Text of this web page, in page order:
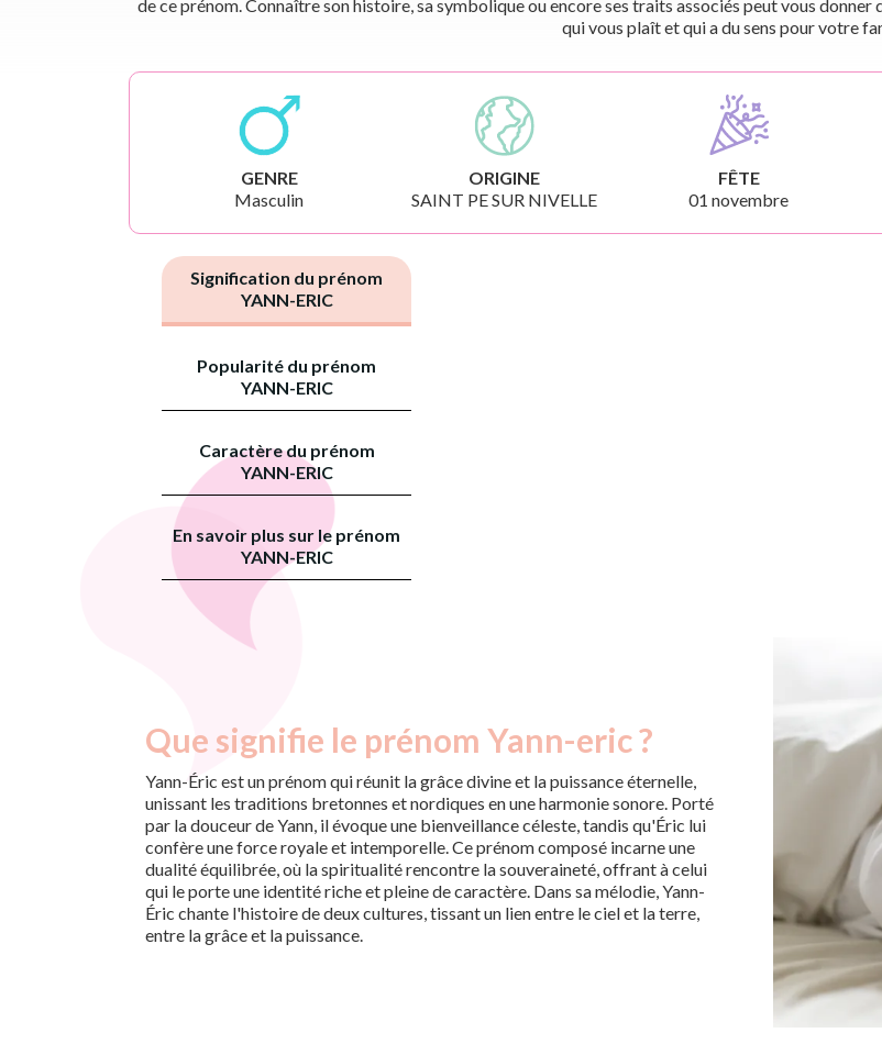
de ce prénom. Connaître son histoire, sa symbolique ou encore ses traits associés peut vous donner
qui vous plaît et qui a du sens pour votre
GENRE
Masculin
ORIGINE
SAINT PE SUR NIVELLE
FÊTE
01 novembre
Signification du prénom
YANN-ERIC
Popularité du prénom
YANN-ERIC
Caractère du prénom
YANN-ERIC
En savoir plus sur le prénom
YANN-ERIC
Que signifie le prénom Yann-eric ?
Yann-Éric est un prénom qui réunit la grâce divine et la puissance éternelle,
unissant les traditions bretonnes et nordiques en une harmonie sonore. Porté
par la douceur de Yann, il évoque une bienveillance céleste, tandis qu'Éric lui
confère une force royale et intemporelle. Ce prénom composé incarne une
dualité équilibrée, où la spiritualité rencontre la souveraineté, offrant à celui
qui le porte une identité riche et pleine de caractère. Dans sa mélodie, Yann-
Éric chante l'histoire de deux cultures, tissant un lien entre le ciel et la terre,
entre la grâce et la puissance.